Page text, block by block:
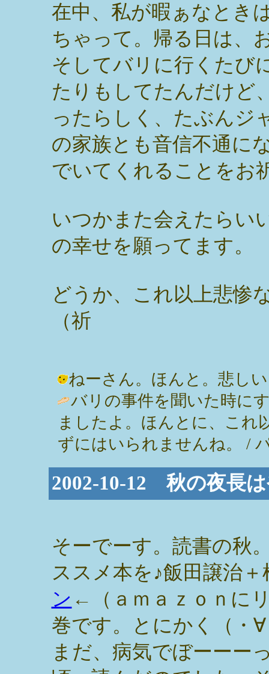
在中、私が暇ぁなとき
ちゃって。帰る日は、
そしてバリに行くたび
たりもしてたんだけど
ったらしく、たぶんジ
の家族とも音信不通に
でいてくれることをお
いつかまた会えたらい
の幸せを願ってます。
どうか、これ以上悲惨
（祈
ねーさん。ほんと。悲し
バリの事件を聞いた時に
ましたよ。ほんとに、これ
ずにはいられませんね。 /
2002-10-12 秋の夜長
そーでーす。読書の秋
ススメ本を♪飯田譲治＋
ン ←（ａｍａｚｏｎに
巻です。とにかく（・
まだ、病気でぼーーー